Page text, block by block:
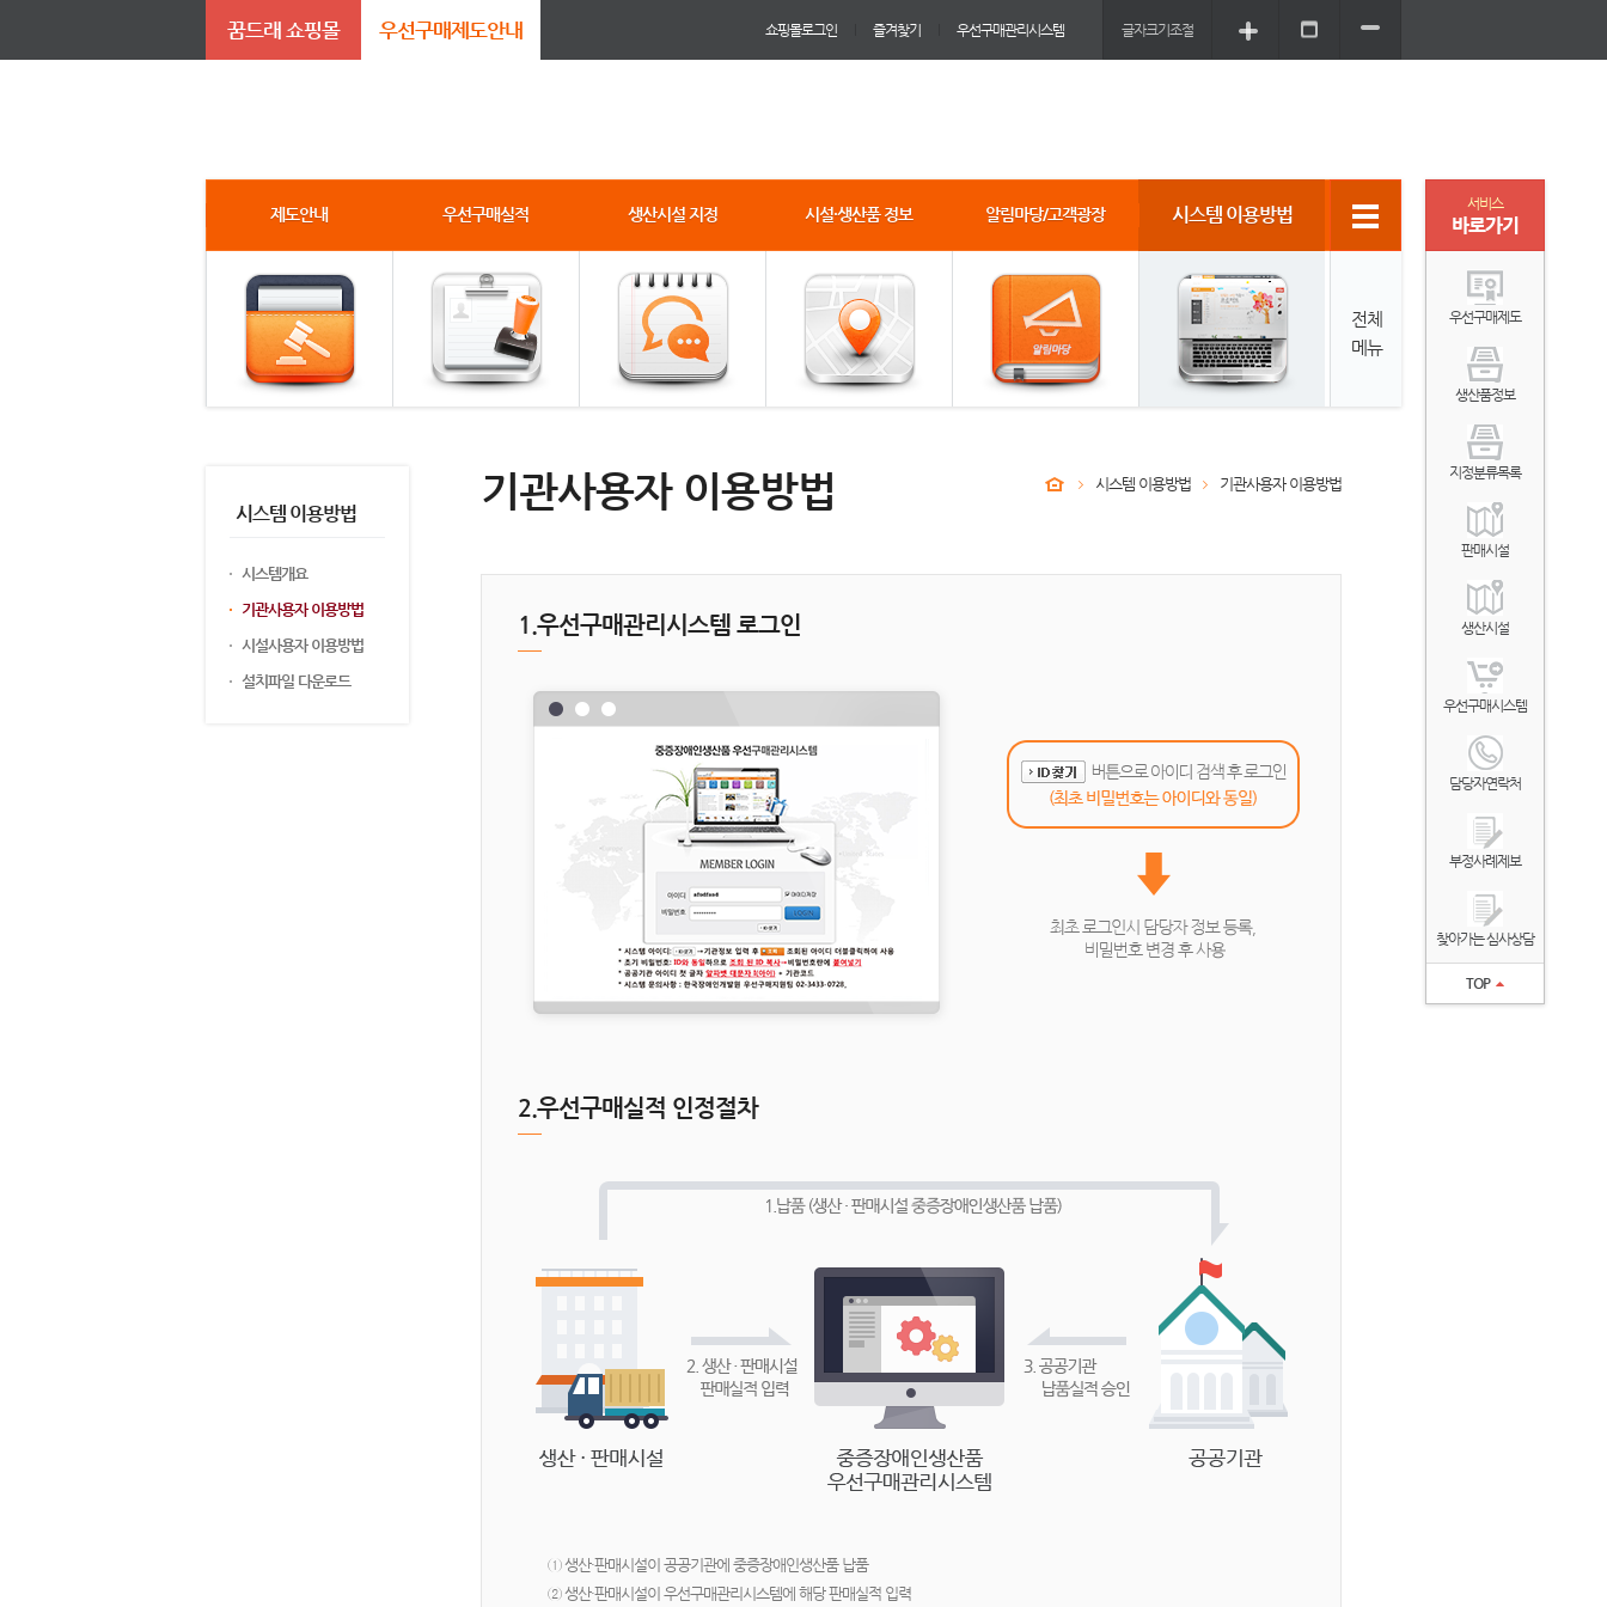
꿈드래 쇼핑몰 우선구매제도안내 쇼핑몰로그인 즐겨찾기 우선구매관리시스템 글자크기조절
제도안내 우선구매실적 생산시설 지정 시설·생산품 정보 알림마당/고객광장 시스템 이용방법
전체
메뉴
시스템 이용방법
시스템개요
기관사용자 이용방법
시설사용자 이용방법
설치파일 다운로드
기관사용자 이용방법 시스템 이용방법 기관사용자 이용방법
1.우선구매관리시스템 로그인
2.우선구매실적 인정절차
① 생산·판매시설이 공공기관에 중증장애인생산품 납품
② 생산·판매시설이 우선구매관리시스템에 해당 판매실적 입력
서비스
바로가기
우선구매제도
생산품정보
지정분류목록
판매시설
생산시설
우선구매시스템
담당자연락처
부정사례제보
찾아가는 심사상담
TOP